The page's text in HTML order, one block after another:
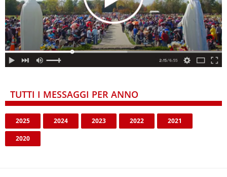
TUTTI I MESSAGGI PER ANNO
2025 2024 2023 2022 2021
2020